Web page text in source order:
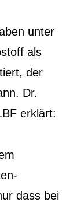
unter
als
der
Dr.
erklärt:
dass bei